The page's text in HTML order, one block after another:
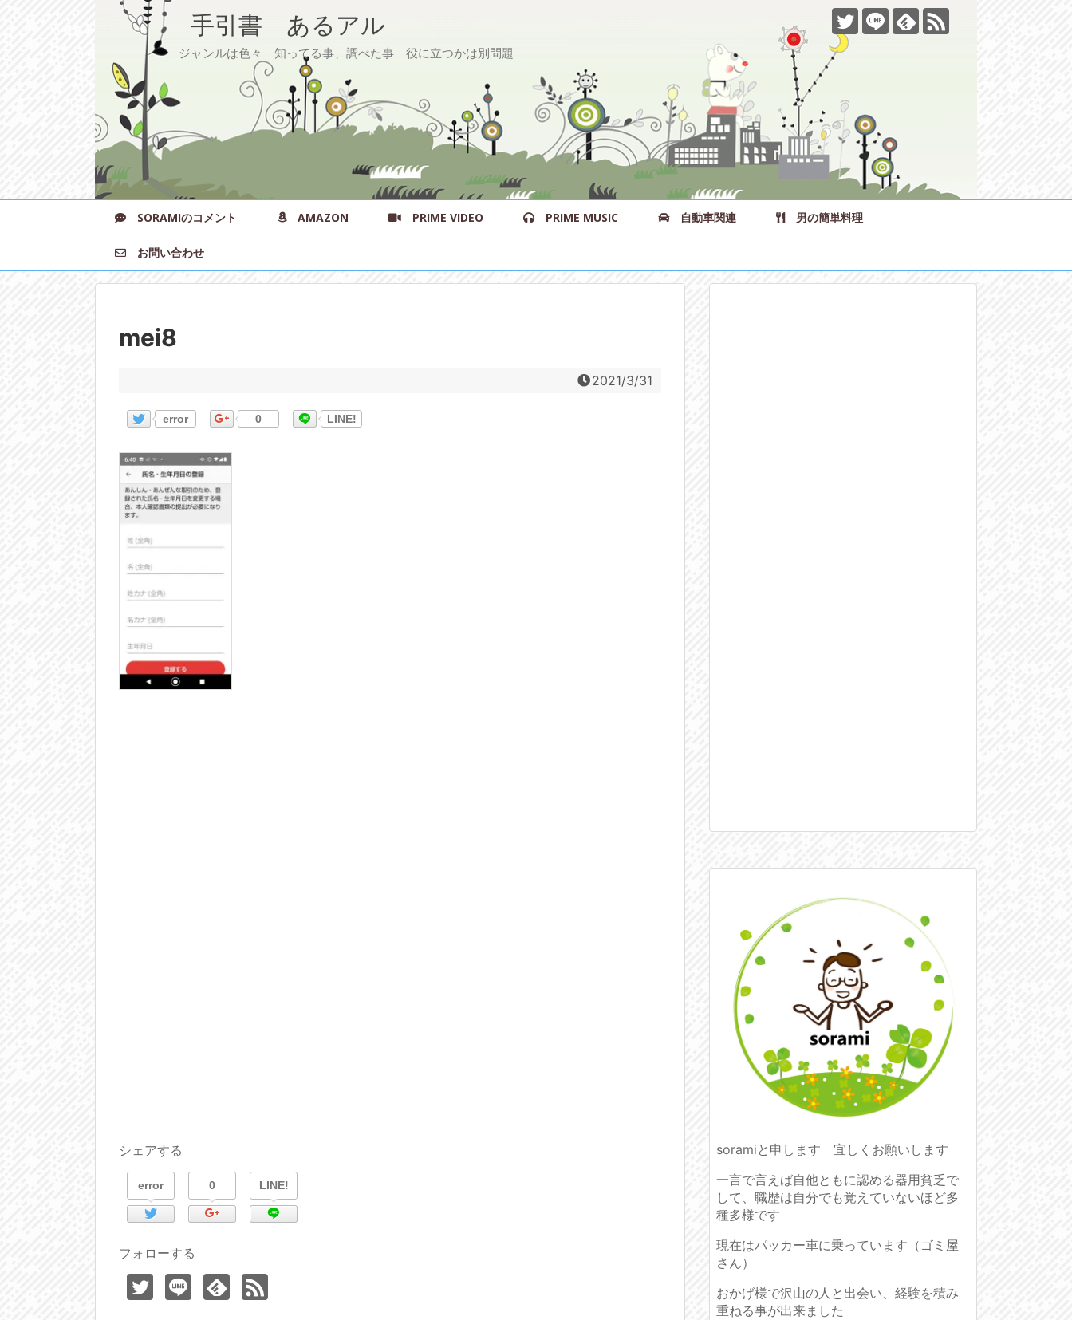
手引書 あるアル
ジャンルは色々 知ってる事、調べた事 役に立つかは別問題
SORAMIのコメント AMAZON PRIME VIDEO PRIME MUSIC 自動車関連 男の簡単料理
お問い合わせ
mei8
2021/3/31
error 0 LINE!
シェアする
error 0 LINE!
フォローする
soramiと申します 宜しくお願いします
一言で言えば自他ともに認める器用貧乏で
して、職歴は自分でも覚えていないほど多
種多様です
現在はパッカー車に乗っています（ゴミ屋
さん）
おかげ様で沢山の人と出会い、経験を積み
重ねる事が出来ました